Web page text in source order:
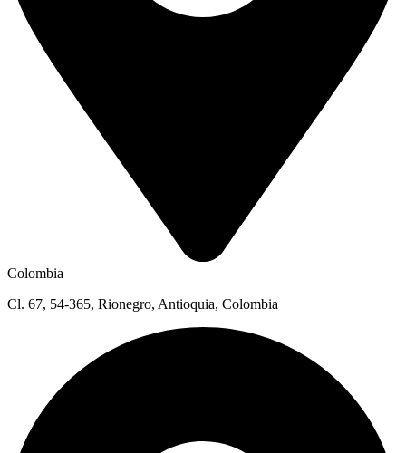
Colombia
Cl. 67, 54-365, Rionegro, Antioquia, Colombia